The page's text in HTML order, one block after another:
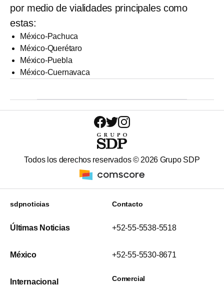
por medio de vialidades principales como
estas:
México-Pachuca
México-Querétaro
México-Puebla
México-Cuernavaca
Todos los derechos reservados © 2026 Grupo SDP
sdpnoticias
Últimas Noticias
México
Internacional
Contacto
+52-55-5538-5518
+52-55-5530-8671
Comercial